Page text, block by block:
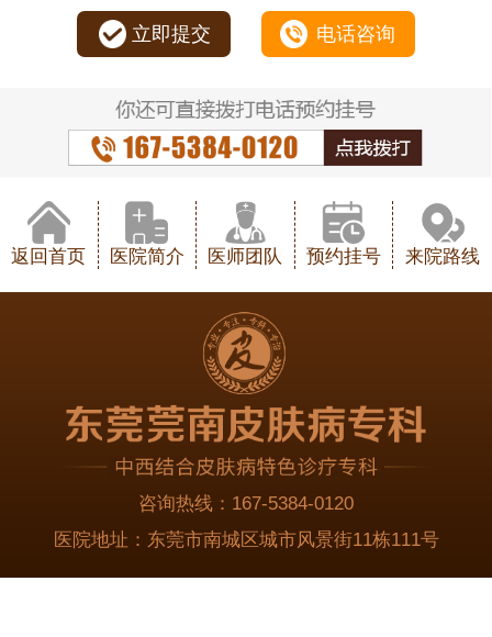
立即提交 电话咨询
返回首页 医院简介 医师团队 预约挂号 来院路线
咨询热线： 167-5384-0120
医院地址： 东莞市南城区城市风景街11栋111号